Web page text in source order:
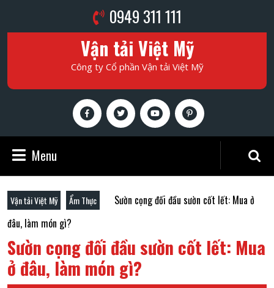
content
0949 311 111
Number
Vận tải Việt Mỹ
Công ty Cổ phần Vận tải Việt Mỹ
FacebookTwitter Youtube Pinterest
Menu
Search
Vận tải Việt Mỹ Ẩm Thực
Sườn cọng đối đầu sườn cốt lết: Mua ở
đâu, làm món gì?
Sườn cọng đối đầu sườn cốt lết: Mua
ở đâu, làm món gì?